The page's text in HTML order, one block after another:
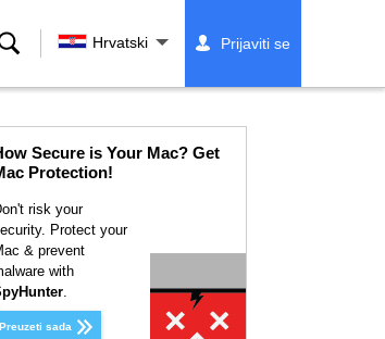
Hrvatski Prijaviti se
Secure is Your Mac? Get
Protection!
risk your
Protect your
& prevent
with
.
Preuzeti sada